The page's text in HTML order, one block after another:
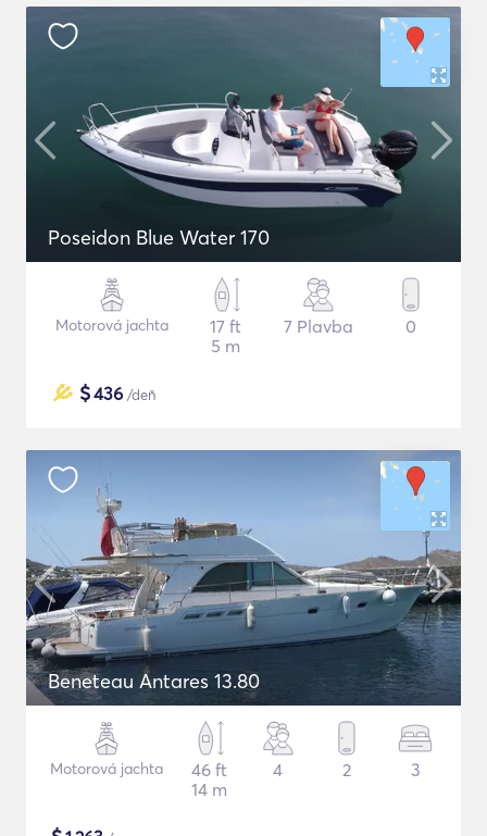
Poseidon Blue Water 170
Motorová jachta
17 ft
5 m
7 Plavba 0
$436 /deň
Beneteau Antares 13.80
Motorová jachta
46 ft
14 m
4 2 3